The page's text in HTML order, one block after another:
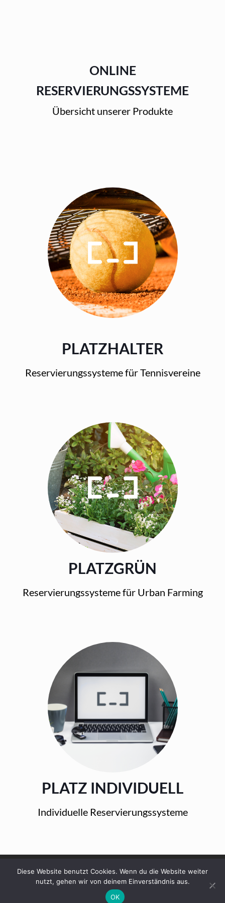
ONLINE
RESERVIERUNGSSYSTEME
Übersicht unserer Produkte
PLATZHALTER
Reservierungssysteme für Tennisvereine
PLATZGRÜN
Reservierungssysteme für Urban Farming
PLATZ INDIVIDUELL
Individuelle Reservierungssysteme
Impressum
Datenschutz
Diese Website benutzt Cookies. Wenn du die Website weiter
nutzt, gehen wir von deinem Einverständnis aus.
OK